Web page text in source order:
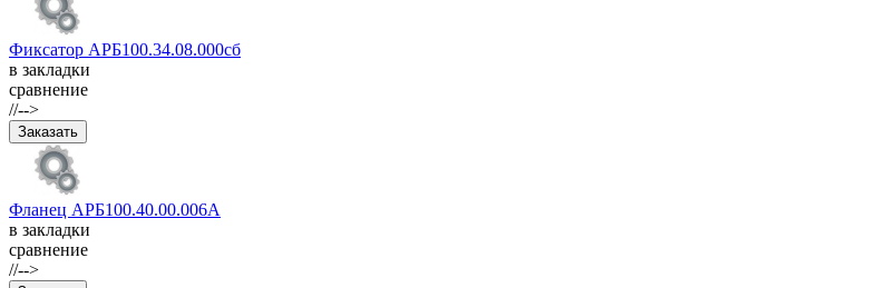
Фиксатор АРБ100.34.08.000сб
в закладки
сравнение
//-->
Фланец АРБ100.40.00.006А
в закладки
сравнение
//-->